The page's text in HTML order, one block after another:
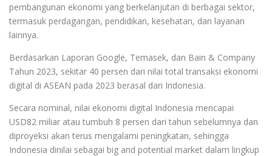
pembangunan ekonomi yang berkelanjutan di berbagai sektor,
termasuk perdagangan, pendidikan, kesehatan, dan layanan
lainnya.
Berdasarkan Laporan Google, Temasek, dan Bain & Company
Tahun 2023, sekitar 40 persen dari nilai total transaksi ekonomi
digital di ASEAN pada 2023 berasal dari Indonesia.
Secara nominal, nilai ekonomi digital Indonesia mencapai
USD82 miliar atau tumbuh 8 persen dari tahun sebelumnya dan
diproyeksi akan terus mengalami peningkatan, sehingga
Indonesia dinilai sebagai big and potential market dalam lingkup